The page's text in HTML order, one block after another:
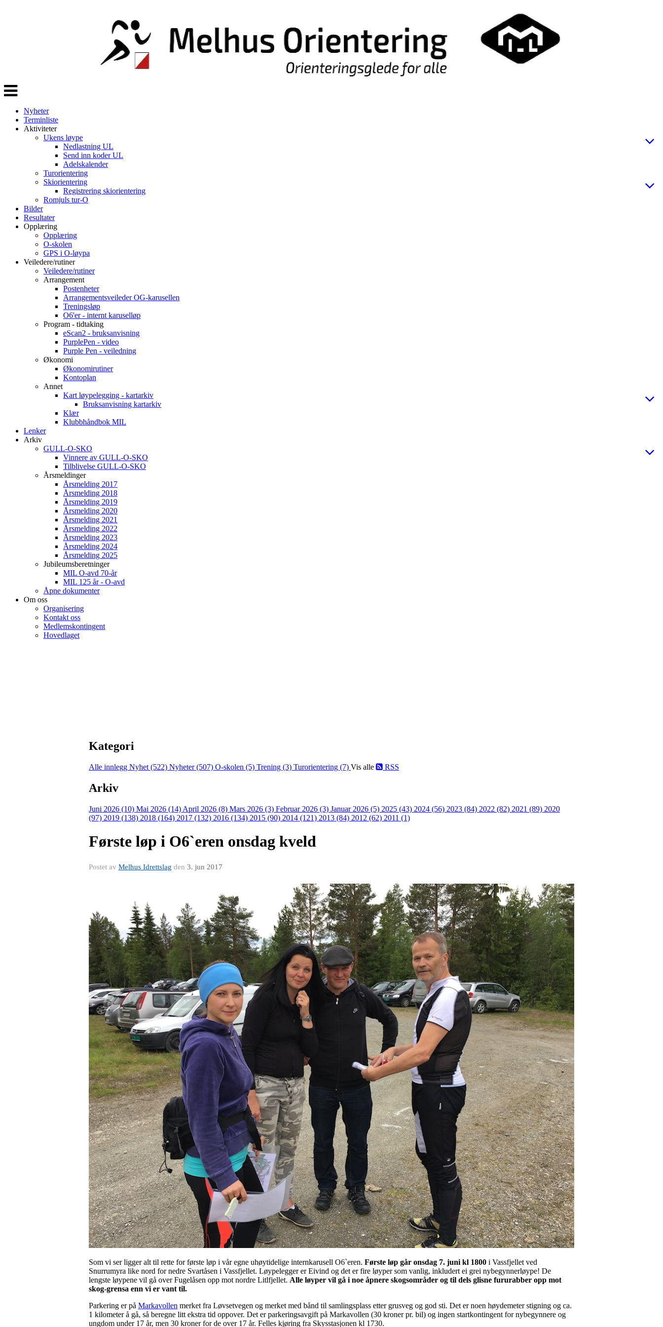
Veksle
navigasjon
Nyheter
Terminliste
Aktiviteter
Ukens løype
Nedlastning UL
Send inn koder UL
Adelskalender
Turorientering
Skiorientering
Registrering skiorientering
Romjuls tur-O
Bilder
Resultater
Opplæring
Opplæring
O-skolen
GPS i O-løypa
Veiledere/rutiner
Veiledere/rutiner
Arrangement
Postenheter
Arrangementsveileder OG-karusellen
Treningsløp
O6'er - internt karuselløp
Program - tidtaking
eScan2 - bruksanvisning
PurplePen - video
Purple Pen - veiledning
Økonomi
Økonomirutiner
Kontoplan
Annet
Kart løypelegging - kartarkiv
Bruksanvisning kartarkiv
Klær
Klubbhåndbok MIL
Lenker
Arkiv
GULL-O-SKO
Vinnere av GULL-O-SKO
Tilblivelse GULL-O-SKO
Årsmeldinger
Årsmelding 2017
Årsmelding 2018
Årsmelding 2019
Årsmelding 2020
Årsmelding 2021
Årsmelding 2022
Årsmelding 2023
Årsmelding 2024
Årsmelding 2025
Jubileumsberetninger
MIL O-avd 70-år
MIL 125 år - O-avd
Åpne dokumenter
Om oss
Organisering
Kontakt oss
Medlemskontingent
Hovedlaget
Kategori
Alle innlegg Nyhet (522) Nyheter (507) O-skolen (5) Trening (3) Turorientering (7) Vis alle RSS
Arkiv
Juni 2026 (10) Mai 2026 (14) April 2026 (8) Mars 2026 (3) Februar 2026 (3) Januar 2026 (5) 2025 (43) 2024 (56) 2023 (84) 2022 (82) 2021 (89) 2020
(97) 2019 (138) 2018 (164) 2017 (132) 2016 (134) 2015 (90) 2014 (121) 2013 (84) 2012 (62) 2011 (1)
Første løp i O6`eren onsdag kveld
Postet av Melhus Idrettslag den 3. jun 2017
Som vi ser ligger alt til rette for første løp i vår egne uhøytidelige internkarusell O6`eren. Første løp går onsdag 7. juni kl 1800 i Vassfjellet ved
Snurrumyra like nord for nedre Svartåsen i Vassfjellet. Løypelegger er Eivind og det er fire løyper som vanlig, inkludert ei grei nybegynnerløype! De
lengste løypene vil gå over Fugelåsen opp mot nordre Litlfjellet. Alle løyper vil gå i noe åpnere skogsområder og til dels glisne fururabber opp mot
skog-grensa enn vi er vant til.
Parkering er på Markavollen merket fra Løvsetvegen og merket med bånd til samlingsplass etter grusveg og god sti. Det er noen høydemeter stigning og ca.
1 kilometer å gå, så beregne litt ekstra tid oppover. Det er parkeringsavgift på Markavollen (30 kroner pr. bil) og ingen startkontingent for nybegynnere og
ungdom under 17 år, men 30 kroner for de over 17 år. Felles kjøring fra Skysstasjonen kl 1730.